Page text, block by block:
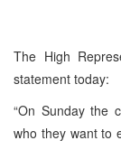
The High
statement today:
“On Sunday the
who they want to